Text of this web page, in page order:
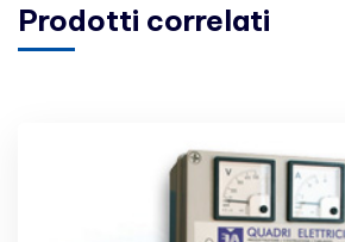
Prodotti correlati